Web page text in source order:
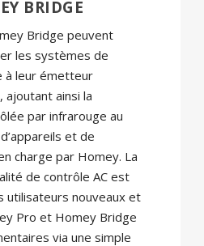
BRIDGE
Bridge peuvent
les systèmes de
à leur émetteur
ainsi la
par infrarouge au
et de
charge par Homey. La
de contrôle AC est
utilisateurs nouveaux et
Pro et Homey Bridge
via une simple